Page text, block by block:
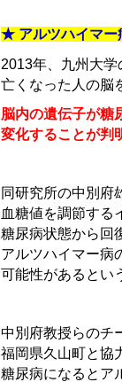
★ アルツハイマー
2013年、九州大学
亡くなった人の脳
脳内の遺伝子が糖
変化することが判
同研究所の中別府
血糖値を調節する
糖尿病状態から回
アルツハイマー病
可能性があるとい
中別府教授らのチ
福岡県久山町と協
糖尿病になるとア